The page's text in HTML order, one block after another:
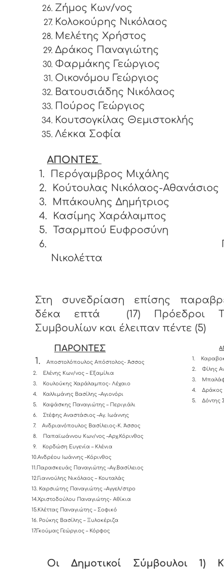
Ζήμος Κων/νος
Κολοκούρης Νικόλαος
Μελέτης Χρήστος
Δράκος Παναγιώτης
Φαρμάκης Γεώργιος
Οικονόμου Γεώργιος
Βατουσιάδης Νικόλαος
Πούρος Γεώργιος
Κουτσογκίλας Θεμιστοκλής
Λέκκα Σοφία
ΑΠΟΝΤΕΣ
1.
Περόγαμβρος Μιχάλης
2.
Κούτουλας Νικόλαος-Αθανάσιος
3.
Μπάκουλης Δημήτριος
4.
Κασίμης Χαράλαμπος
5.
Τσαρμπού Ευφροσύνη
6.
Νικολέττα
Στη συνεδρίαση επίσης
δέκα επτά (17) Πρόεδροι
Συμβουλίων και έλειπαν πέντε (5)
ΠΑΡΟΝΤΕΣ
1.
Αποστολόπουλος Απόστολος- Άσσος
2.
Ελένης Κων/νος – Εξαμίλια
3.
Κουλούκης Χαράλαμπος- Λέχαιο
4.
Καλλιμάνης Βασίλης –Αγιονόρι
5.
Καψάσκης Παναγιώτης – Περιγιάλι
6.
Στέφης Αναστάσιος –Αγ. Ιωάννης
7.
Ανδριανόπουλος Βασίλειος-K. Άσσος
8.
Παπαϊωάννου Κων/νος –Αρχ.Κόρινθος
9.
Κορδώση Ευγενία – Κλένια
10.Ανδρέου Ιωάννης –Κόρινθος
11.Παρασκευάς Παναγιώτης –Αγ.Βασίλειος
12.Γιαννούλης Νικόλαος – Κουταλάς
13. Καρσιώτης Παναγιώτης –Αγγελ/στρο
14.Χριστοδούλου Παναγιώτης- Αθίκια
15.Κλέττας Παναγιώτης – Σοφικό
16. Ρούκης Βασίλης – Ξυλοκέριζα
17.Γκούμας Γεώργιος – Κόρφος
1.
2.
Φίλης
3.
4.
Δράκος
5.
Δόντης
Οι Δημοτικοί Σύμβουλοι 1)